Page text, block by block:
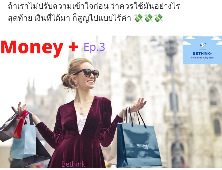
ถ้าเราไม่ปรับความเข้าใจก่อน ว่าควรใช้มันอย่างไร
สุดท้าย เงินที่ได้มา ก็สูญไปแบบไร้ค่า 💸💸💸